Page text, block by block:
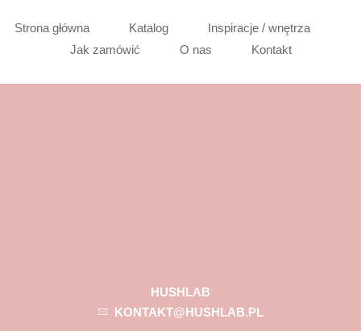
Strona główna Katalog
Inspiracje / wnętrza
Jak zamówić
O nas Kontakt
HUSHLAB
KONTAKT@HUSHLAB.PL